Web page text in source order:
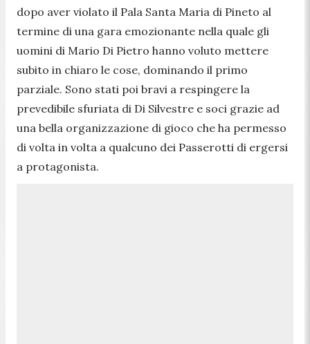
dopo aver violato il Pala Santa Maria di Pineto al
termine di una gara emozionante nella quale gli
uomini di Mario Di Pietro hanno voluto mettere
subito in chiaro le cose, dominando il primo
parziale. Sono stati poi bravi a respingere la
prevedibile sfuriata di Di Silvestre e soci grazie ad
una bella organizzazione di gioco che ha permesso
di volta in volta a qualcuno dei Passerotti di ergersi
a protagonista.